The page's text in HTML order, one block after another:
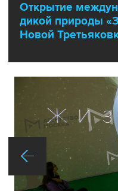
Открытие
дикой природы
Новой